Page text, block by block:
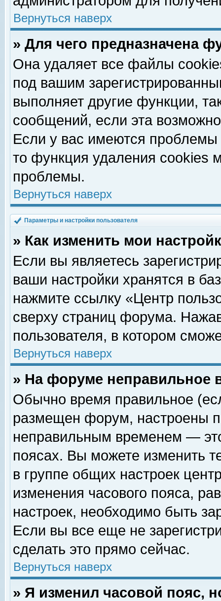
Вернуться наверх
» Для чего предназначена
Она удаляет все файлы
под вашим
выполняет другие функции,
сообщений, если эта
Если у вас имеются
то функция удаления cookies
проблемы.
Вернуться наверх
Параметры и настройки пользователя
» Как изменить мои
Если вы являетесь
ваши настройки хранятся в
нажмите ссылку «Центр
сверху страниц форума.
пользователя, в котором
Вернуться наверх
» На форуме неправильное
Обычно время правильное
размещен форум, настроены
неправильным временем —
поясах. Вы можете изменить
в группе общих настроек
изменения часового пояса,
настроек, необходимо быть
Если вы все еще не
сделать это прямо сейчас.
Вернуться наверх
» Я изменил часовой пояс,